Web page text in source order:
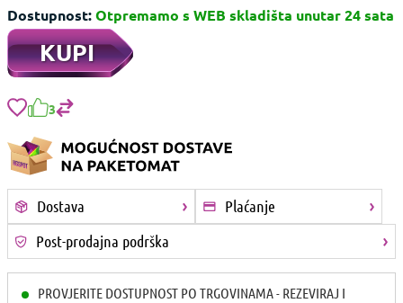
Dostupnost:Otpremamo s WEB skladišta unutar 24 sata
KUPI
3
Dostava
Plaćanje
Post-prodajna podrška
PROVJERITE DOSTUPNOST PO TRGOVINAMA - REZEVIRAJ I